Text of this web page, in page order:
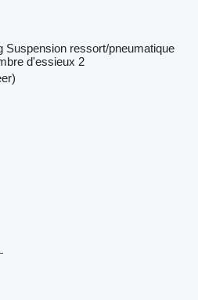
Suspension ressort/pneumatique
d'essieux 2